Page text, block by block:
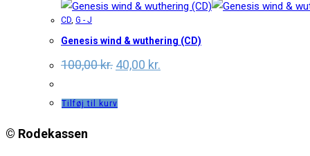
CD G - J
Genesis wind & wuthering (CD)
100,00kr. Original
price
100,00 kr..
40,00 kr.
price
Tilføj til kurv
© Rodekassen